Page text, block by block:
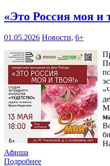
«Это Россия моя и
01.05.2026 Новости, 6+
Афиша
Подробнее